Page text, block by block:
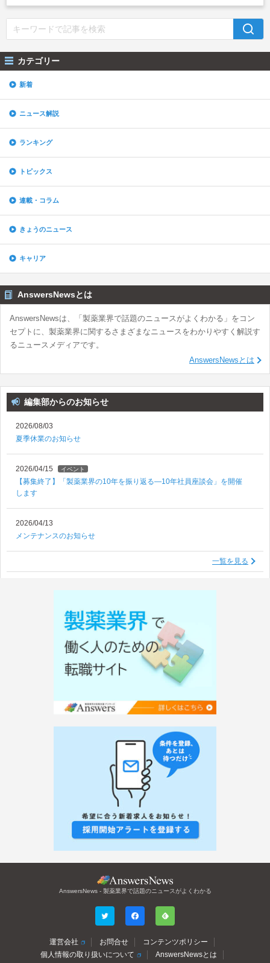
カテゴリー
新着
ニュース解説
ランキング
トピックス
連載・コラム
きょうのニュース
キャリア
AnswersNewsとは
AnswersNewsは、「製薬業界で話題のニュースがよくわかる」をコン
セプトに、製薬業界に関するさまざまなニュースをわかりやすく解説す
るニュースメディアです。
AnswersNewsとは
編集部からのお知らせ
2026/08/03
夏季休業のお知らせ
2026/04/15 イベント
【募集終了】「製薬業界の10年を振り返る―10年社員座談会」を開催
します
2026/04/13
メンテナンスのお知らせ
一覧を見る
AnswersNews - 製薬業界で話題のニュースがよくわかる
運営会社 お問合せ
コンテンツポリシー
個人情報の取り扱いについて
AnswersNewsとは